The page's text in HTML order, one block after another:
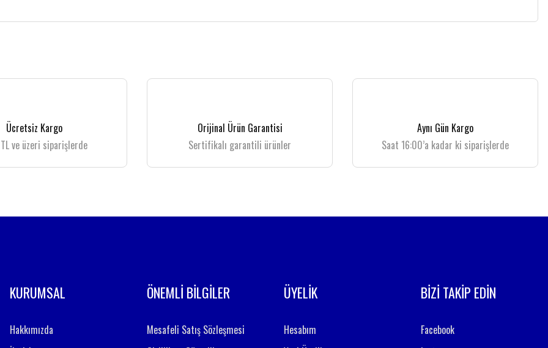
Ücretsiz Kargo
ve üzeri siparişlerde
Orijinal Ürün Garantisi
Sertifikalı garantili ürünler
Aynı Gün Kargo
Saat 16:00’a kadar ki siparişlerde
KURUMSAL
Hakkımızda
ÖNEMLİ BİLGİLER
Mesafeli Satış Sözleşmesi
ÜYELİK
Hesabım
BİZİ TAKİP EDİN
Facebook